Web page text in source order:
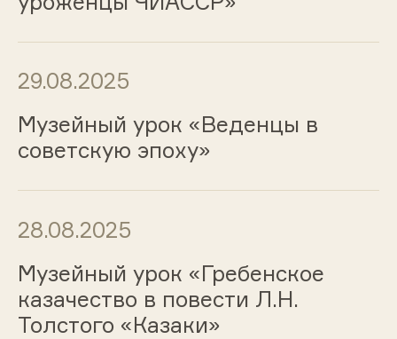
29.08.2025
Музейный урок «Веденцы в
советскую эпоху»
28.08.2025
Музейный урок «Гребенское
казачество в повести Л.Н.
Толстого «Казаки»